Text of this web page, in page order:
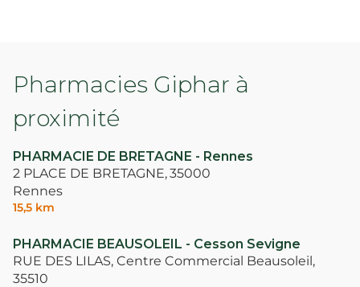
Pharmacies Giphar à
proximité
PHARMACIE DE BRETAGNE - Rennes
2 PLACE DE BRETAGNE,35000
Rennes
15,5 km
PHARMACIE BEAUSOLEIL - Cesson Sevigne
RUE DES LILAS, Centre Commercial Beausoleil,
35510